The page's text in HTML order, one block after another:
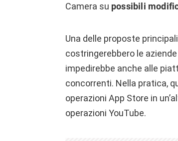
Camera su possibili
Una delle proposte
costringerebbero le
impedirebbe anche alle
concorrenti. Nella pratica,
operazioni App Store in
operazioni YouTube.